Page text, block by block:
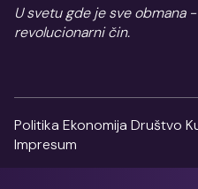
U svetu gde je sve obmana
revolucionarni čin.
Politika Ekonomija Društvo
Impresum